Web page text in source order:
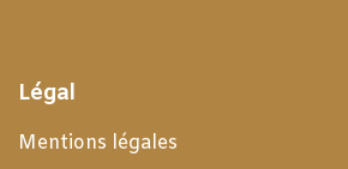
Légal
Mentions légales